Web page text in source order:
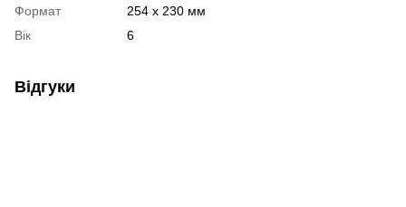
Формат
254 x 230 мм
Вік
6
Відгуки